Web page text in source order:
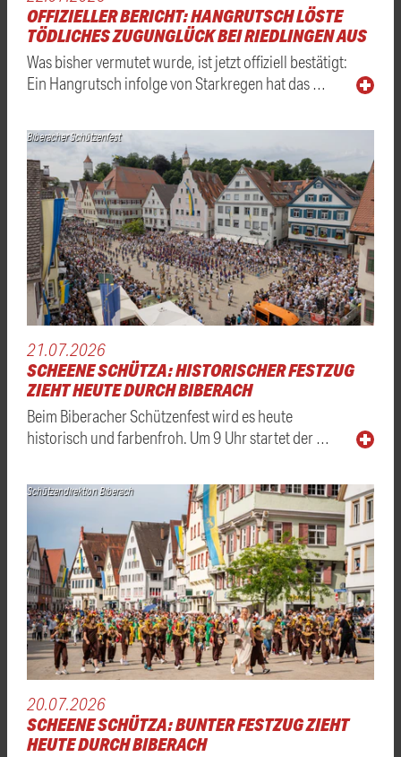
OFFIZIELLER BERICHT: HANGRUTSCH LÖSTE
TÖDLICHES ZUGUNGLÜCK BEI RIEDLINGEN AUS
Was bisher vermutet wurde, ist jetzt offiziell bestätigt:
Ein Hangrutsch infolge von Starkregen hat das …
Biberacher Schützenfest
21.07.2026
SCHEENE SCHÜTZA: HISTORISCHER FESTZUG
ZIEHT HEUTE DURCH BIBERACH
Beim Biberacher Schützenfest wird es heute
historisch und farbenfroh. Um 9 Uhr startet der …
Schützendirektion Biberach
20.07.2026
SCHEENE SCHÜTZA: BUNTER FESTZUG ZIEHT
HEUTE DURCH BIBERACH